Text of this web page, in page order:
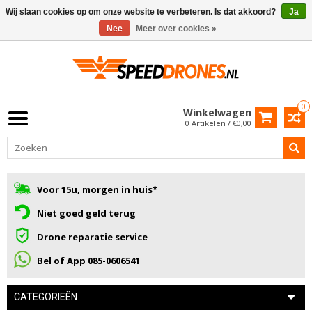
0
Winkelwagen
0 Artikelen / €0,00
Voor 15u, morgen in huis*
Niet goed geld terug
Drone reparatie service
Bel of App 085-0606541
CATEGORIEËN
Wij slaan cookies op om onze website te verbeteren. Is dat akkoord?
Ja
Nee
Meer over cookies »